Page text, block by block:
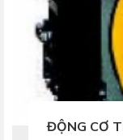
ĐỘNG CƠ